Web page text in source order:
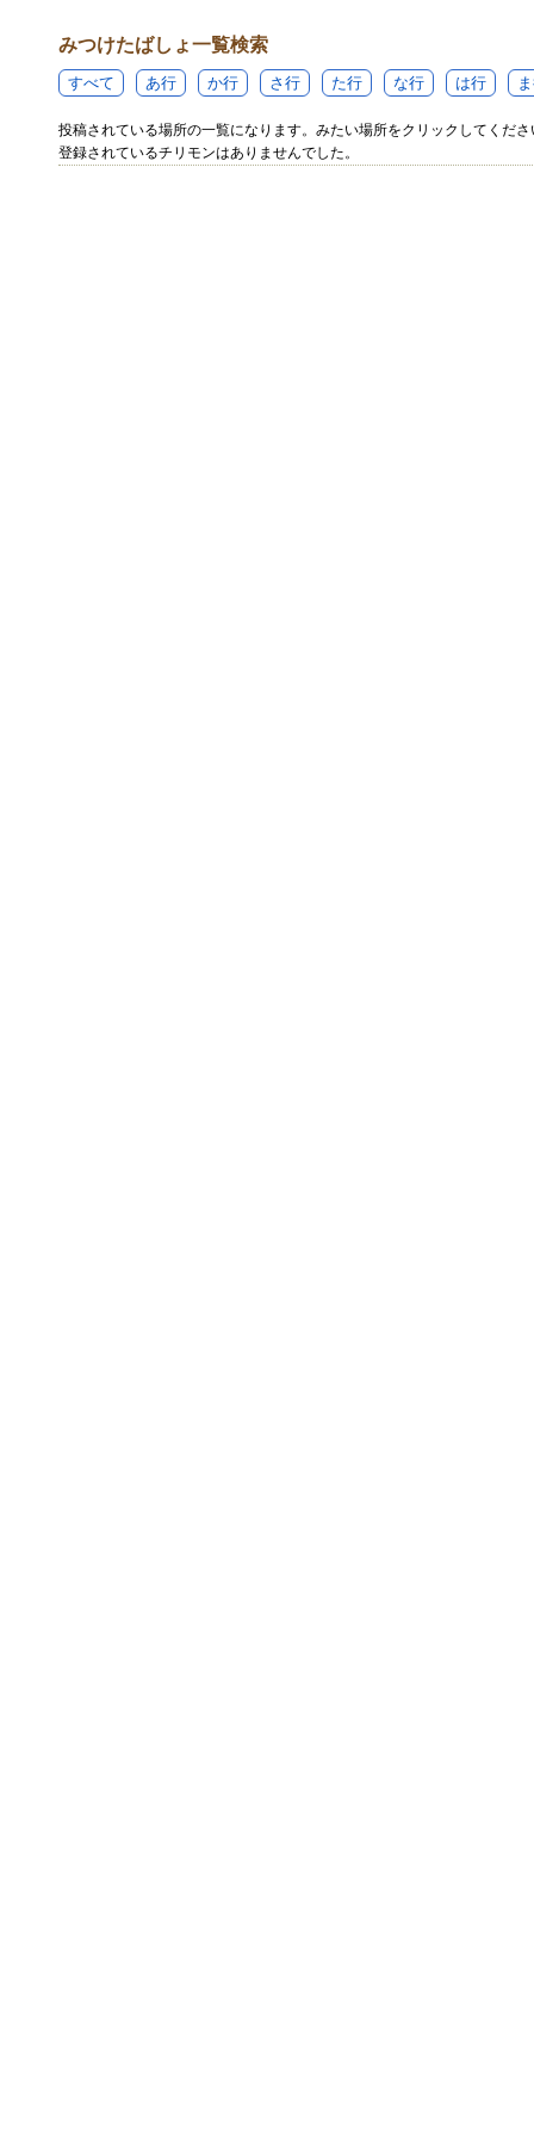
みつけたばしょ一覧検索
すべて あ行 か行 さ行 た行 な行 は行
投稿されている場所の一覧になります。みたい場所をクリックしてくださ
登録されているチリモンはありませんでした。